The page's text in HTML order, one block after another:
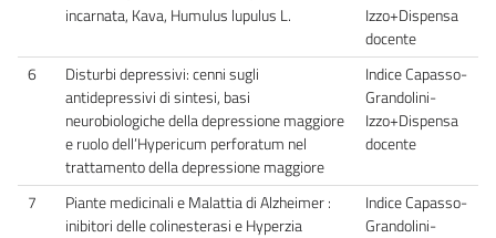
incarnata, Kava, Humulus lupulus L.
Izzo+Dispensa
docente
6
Disturbi depressivi: cenni sugli
antidepressivi di sintesi, basi
neurobiologiche della depressione maggiore
e ruolo dell’Hypericum perforatum nel
trattamento della depressione maggiore
Indice Capasso-
Grandolini-
Izzo+Dispensa
docente
7
Piante medicinali e Malattia di Alzheimer :
inibitori delle colinesterasi e Hyperzia
Indice Capasso-
Grandolini-